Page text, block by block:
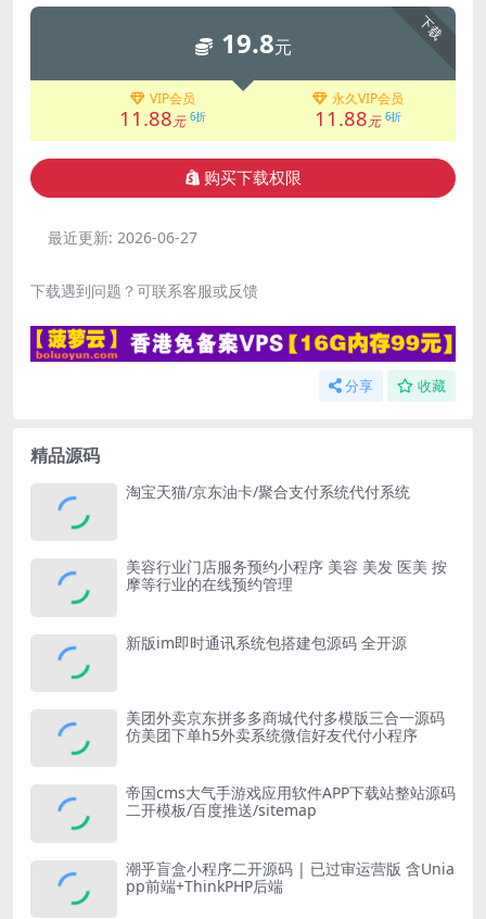
下载
19.8元
VIP会员
11.88元 6折
永久VIP会员
11.88元 6折
购买下载权限
最近更新: 2026-06-27
下载遇到问题？可联系客服或反馈
分享 收藏
精品源码
淘宝天猫/京东油卡/聚合支付系统代付系统
美容行业门店服务预约小程序 美容 美发 医美 按
摩等行业的在线预约管理
新版im即时通讯系统包搭建包源码 全开源
美团外卖京东拼多多商城代付多模版三合一源码
仿美团下单h5外卖系统微信好友代付小程序
帝国cms大气手游戏应用软件APP下载站整站源码
二开模板/百度推送/sitemap
潮乎盲盒小程序二开源码 | 已过审运营版 含Unia
pp前端+ThinkPHP后端